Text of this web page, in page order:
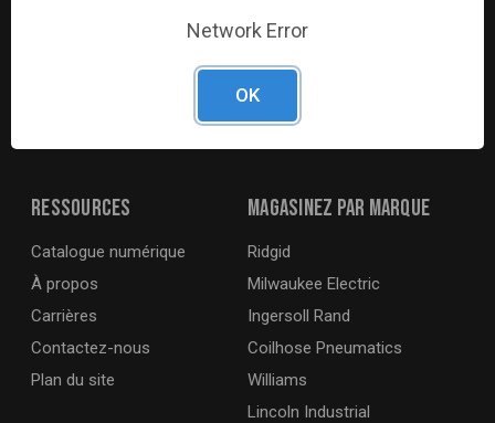
G2S TOBEQ Inc. est un distributeur en gros d’outils et
d’équipements desservant l’automobile, industries lourdes,
industrielles, agricoles et maritimes. Nous distribuons nos
produits à travers le pays aux détaillants et aux revendeurs
Magasinez par marque
Ridgid
Milwaukee Electric
Ingersoll Rand
Coilhose Pneumatics
Williams
Lincoln Industrial
Ressources
Catalogue numérique
À propos
Carrières
Contactez-nous
Plan du site
Network Error
OK